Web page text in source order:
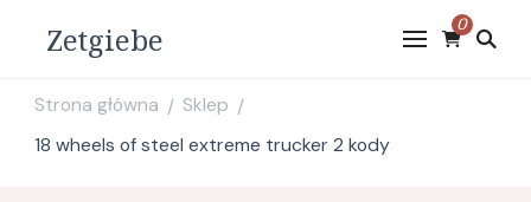
Zetgiebe 0
Strona główna / Sklep /
18 wheels of steel extreme trucker 2 kody